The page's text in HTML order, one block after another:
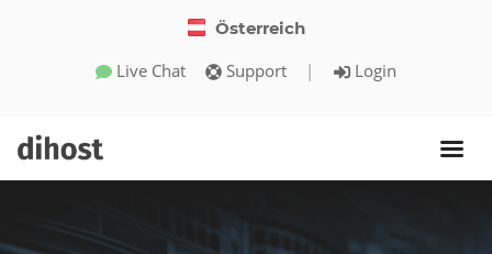
Österreich
Live Chat Support | Login